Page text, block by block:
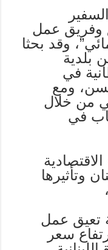
وفريق عمل
وقد بحثا
بلدية
في
ومع
من خلال
في
وتأثيرها
تعيق عمل
سعر